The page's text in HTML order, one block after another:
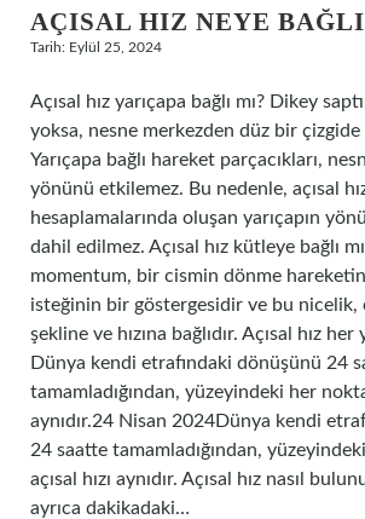
AÇISAL HIZ NEYE
Tarih: Eylül 25, 2024
Açısal hız yarıçapa bağlı mı? Dikey
yoksa, nesne merkezden düz bir
Yarıçapa bağlı hareket parçacıkları,
yönünü etkilemez. Bu nedenle, açısal
hesaplamalarında oluşan yarıçapın
dahil edilmez. Açısal hız kütleye bağlı
momentum, bir cismin dönme
isteğinin bir göstergesidir ve bu nicelik,
şekline ve hızına bağlıdır. Açısal hız her
Dünya kendi etrafındaki dönüşünü 24
tamamladığından, yüzeyindeki her
aynıdır.24 Nisan 2024Dünya kendi
24 saatte tamamladığından,
açısal hızı aynıdır. Açısal hız nasıl
ayrıca dakikadaki…